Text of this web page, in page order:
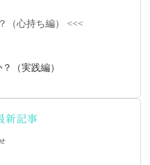
（心持ち編） <<<
（実践編）
新記事